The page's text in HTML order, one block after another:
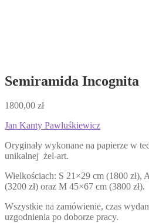
Semiramida Incognita
1800,00 zł
Jan Kanty Pawluśkiewicz
Oryginały wykonane na papierze w
unikalnej żel-art.
Wielkościach: S 21×29 cm (1800 zł),
(3200 zł) oraz M 45×67 cm (3800 zł).
Wszystkie na zamówienie, czas
uzgodnienia po doborze pracy.